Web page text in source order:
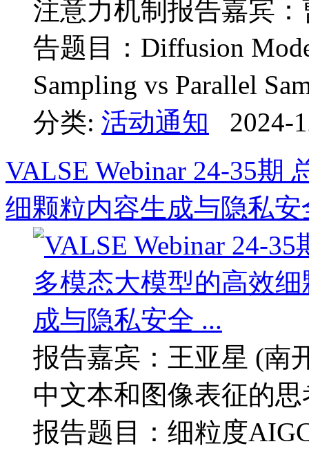
注意力机制报告嘉宾：
告题目：Diffusion
Sampling vs Parallel
分类: 活动通知
2024-
VALSE Webinar 24-35期
细颗粒内容生成与隐私安
报告嘉宾：王亚星 (南
中文本和图像表征的
报告题目：细粒度